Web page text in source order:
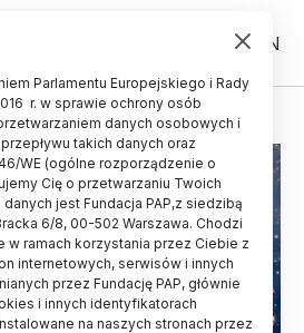
PL EN
Parlamentu Europejskiego i Rady
r. w sprawie ochrony osób
danych osobowych i
takich danych oraz
WE (ogólne rozporządzenie o
Cię o przetwarzaniu Twoich
jest Fundacja PAP,z siedzibą
6/8, 00-502 Warszawa. Chodzi
w ramach korzystania przez Ciebie z
internetowych, serwisów i innych
przez Fundację PAP, głównie
i innych identyfikatorach
na naszych stronach przez